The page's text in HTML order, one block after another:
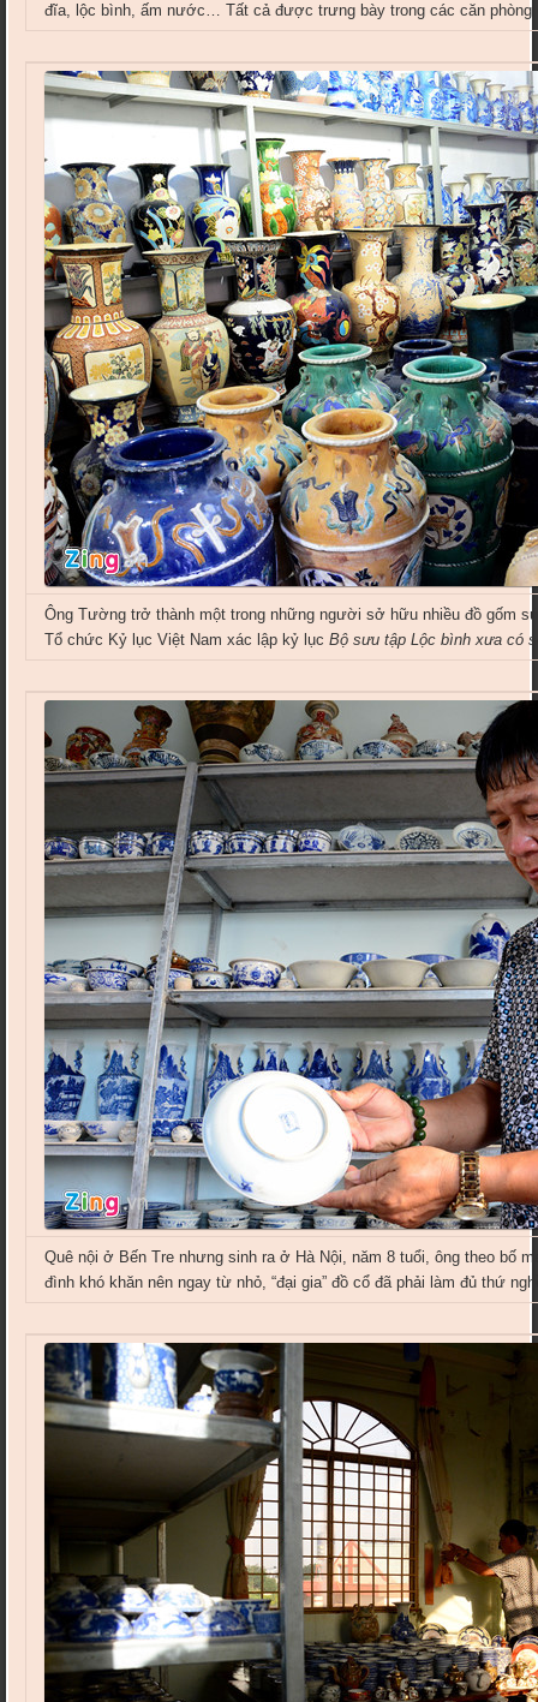
đĩa, lộc bình, ấm nước… Tất cả được trưng bày trong các căn phòng
Ông Tường trở thành một trong những người sở hữu nhiều đồ gốm
Tổ chức Kỷ lục Việt Nam xác lập kỷ lụcBộ sưu tập Lộc bình xưa có
Quê nội ở Bến Tre nhưng sinh ra ở Hà Nội, năm 8 tuổi, ông theo bố
đình khó khăn nên ngay từ nhỏ, “đại gia” đồ cổ đã phải làm đủ thứ